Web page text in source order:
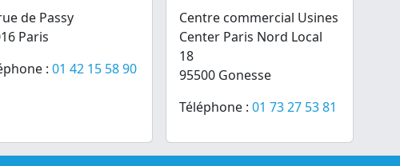
de Passy
Paris
: 01 42 15 58 90
Centre commercial Usines
Center Paris Nord Local
18
95500 Gonesse
Téléphone :01 73 27 53 81